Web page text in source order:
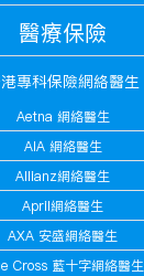
醫療保險
專科保險網絡醫生
Aetna 網絡醫生
AIA 網絡醫生
Allianz網絡醫生
April網絡醫生
AXA 安盛網絡醫生
Cross 藍十字網絡醫生